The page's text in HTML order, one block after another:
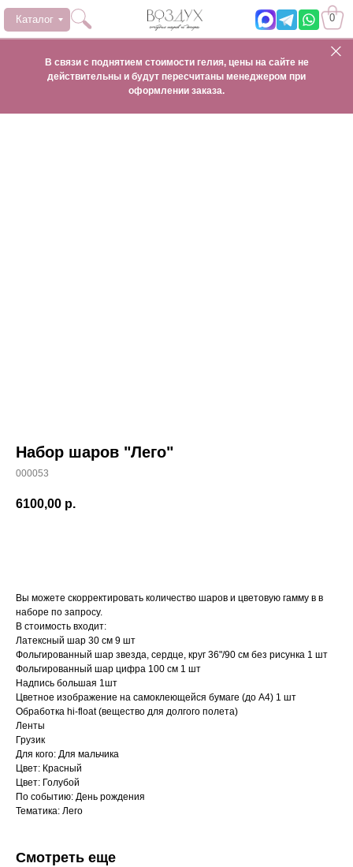
0
Каталог
В связи с поднятием стоимости гелия, цены на сайте не
действительны и будут пересчитаны менеджером при
оформлении заказа.
Набор шаров "Лего"
000053
6100,00 р.
Вы можете скорректировать количество шаров и цветовую гамму в в
наборе по запросу.
В стоимость входит:
Латексный шар 30 см 9 шт
Фольгированный шар звезда, сердце, круг 36"/90 см без рисунка 1 шт
Фольгированный шар цифра 100 см 1 шт
Надпись большая 1шт
Цветное изображение на самоклеющейся бумаге (до А4) 1 шт
Обработка hi-float (вещество для долгого полета)
Ленты
Грузик
Для кого: Для мальчика
Цвет: Красный
Цвет: Голубой
По событию: День рождения
Тематика: Лего
Смотреть еще